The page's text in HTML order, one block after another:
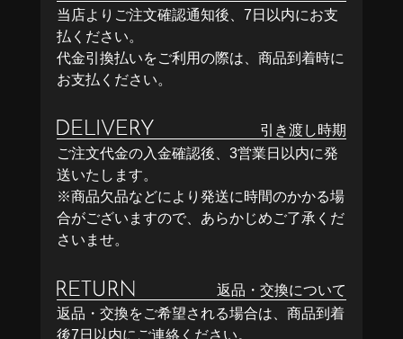
当店よりご注文確認通知後、7日以内にお支
払ください。
代金引換払いをご利用の際は、商品到着時に
お支払ください。
引き渡し時期
ご注文代金の入金確認後、3営業日以内に発
送いたします。
※商品欠品などにより発送に時間のかかる場
合がございますので、あらかじめご了承くだ
さいませ。
返品・交換について
返品・交換をご希望される場合は、商品到着
後7日以内にご連絡ください。